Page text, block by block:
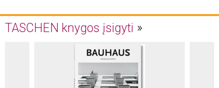
TASCHEN knygos įsigyti